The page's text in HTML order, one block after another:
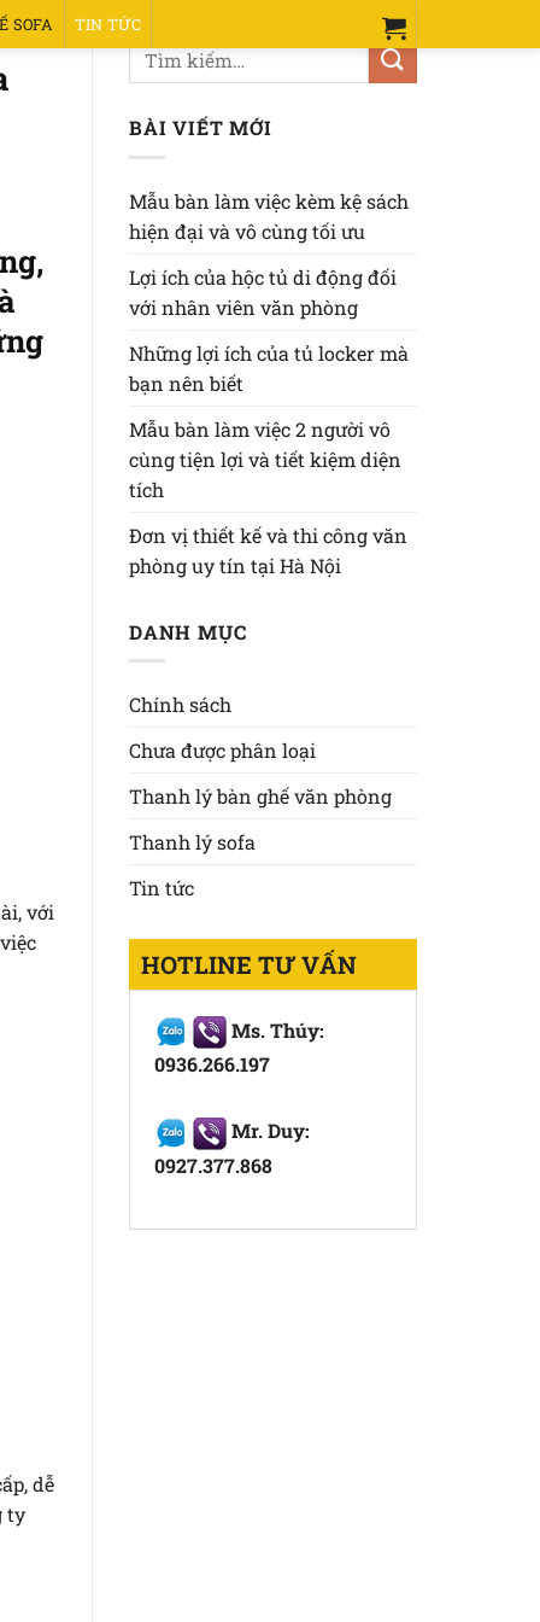
SOFA TIN TỨC
với
dễ
ty
BÀI VIẾT MỚI
Mẫu bàn làm việc kèm kệ sách
hiện đại và vô cùng tối ưu
Lợi ích của hộc tủ di động đối
với nhân viên văn phòng
Những lợi ích của tủ locker mà
bạn nên biết
Mẫu bàn làm việc 2 người vô
cùng tiện lợi và tiết kiệm diện
tích
Đơn vị thiết kế và thi công văn
phòng uy tín tại Hà Nội
DANH MỤC
Chính sách
Chưa được phân loại
Thanh lý bàn ghế văn phòng
Thanh lý sofa
Tin tức
HOTLINE TƯ VẤN
Ms. Thúy:
0936.266.197
Mr. Duy:
0927.377.868